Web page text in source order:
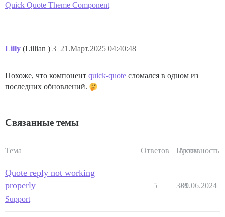
Quick Quote Theme Component
Lilly (Lillian ) 21.Март.2025 04:40:48
3
Похоже, что компонент quick-quote сломался в одном из
последних обновлений.
Связанные темы
Тема Ответов Просм.
Активность
Quote reply not working
properly
Support
5 381
09.06.2024